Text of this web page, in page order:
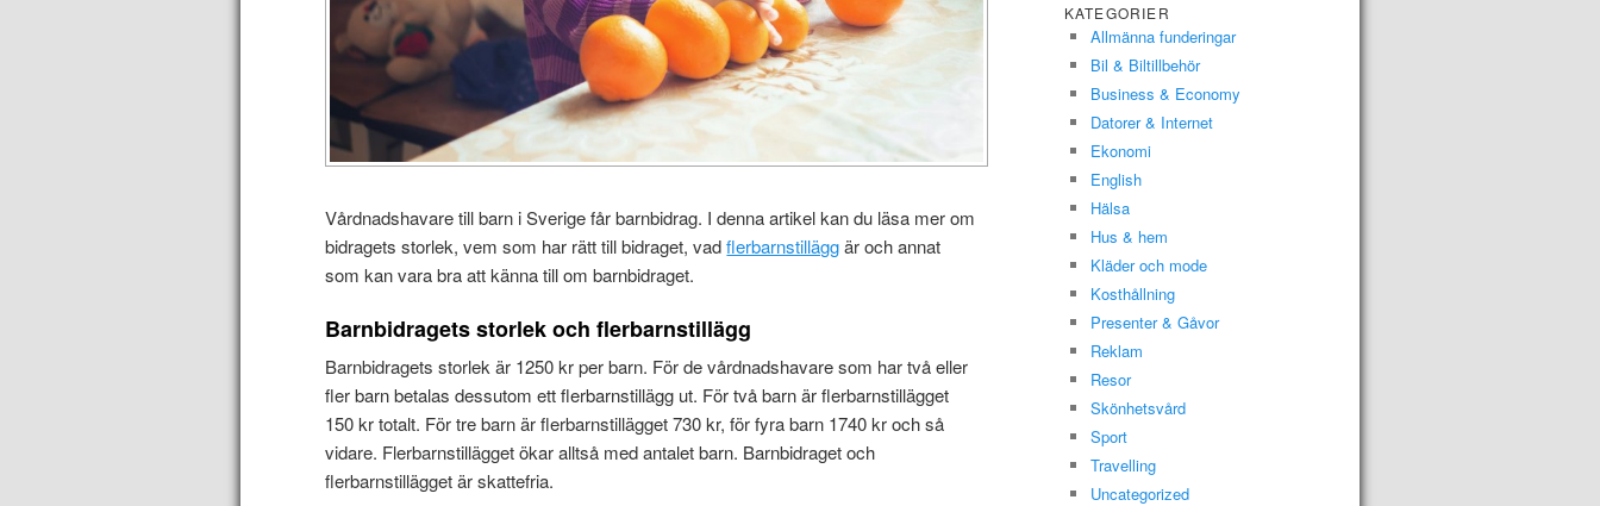
Vårdnadshavare till barn i Sverige får barnbidrag. I denna artikel kan du läsa mer om
bidragets storlek, vem som har rätt till bidraget, vadflerbarnstilläggär och annat
som kan vara bra att känna till om barnbidraget.
Barnbidragets storlek och flerbarnstillägg
Barnbidragets storlek är 1250 kr per barn. För de vårdnadshavare som har två eller
fler barn betalas dessutom ett flerbarnstillägg ut. För två barn är flerbarnstillägget
150 kr totalt. För tre barn är flerbarnstillägget 730 kr, för fyra barn 1740 kr och så
vidare. Flerbarnstillägget ökar alltså med antalet barn. Barnbidraget och
flerbarnstillägget är skattefria.
KATEGORIER
Allmänna funderingar
Bil & Biltillbehör
Business & Economy
Datorer & Internet
Ekonomi
English
Hälsa
Hus & hem
Kläder och mode
Kosthållning
Presenter & Gåvor
Reklam
Resor
Skönhetsvård
Sport
Travelling
Uncategorized